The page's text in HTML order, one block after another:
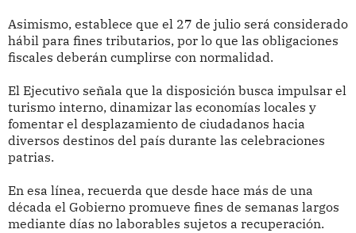
Asimismo, establece que el 27 de julio será considerado
hábil para fines tributarios, por lo que las obligaciones
fiscales deberán cumplirse con normalidad.
El Ejecutivo señala que la disposición busca impulsar el
turismo interno, dinamizar las economías locales y
fomentar el desplazamiento de ciudadanos hacia
diversos destinos del país durante las celebraciones
patrias.
En esa línea, recuerda que desde hace más de una
década el Gobierno promueve fines de semanas largos
mediante días no laborables sujetos a recuperación.